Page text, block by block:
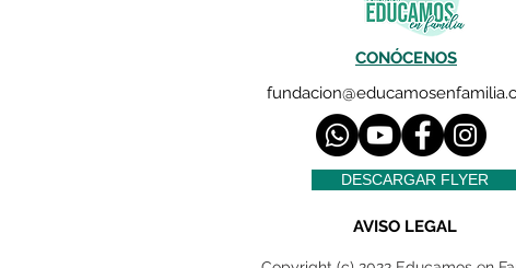
CONÓCENOS
DESCARGAR FLYER
AVISO LEGAL